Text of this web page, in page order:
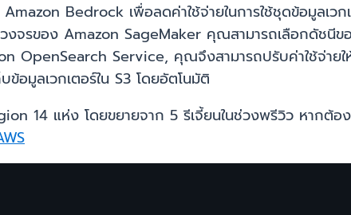
Bedrock เพื่อลดค่าใช้จ่ายในการใช้ชุดข้อมูลเว
จรของ Amazon SageMaker คุณสามารถเลือกดัชนีข
OpenSearch Service, คุณจึงสามารถปรับค่าใช้จ่ายให้
อมูลเวกเตอร์ใน S3 โดยอัตโนมัติ
14 แห่ง โดยขยายจาก 5 รีเจี้ยนในช่วงพรีวิว หากต้อ